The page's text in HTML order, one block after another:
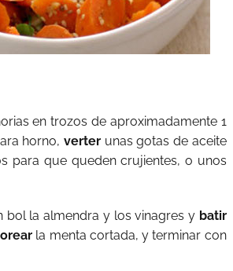
en trozos de aproximadamente 1
horno,verter unas gotas de aceite
para que queden crujientes, o unos
bol la almendra y los vinagres y batir
la menta cortada, y terminar con